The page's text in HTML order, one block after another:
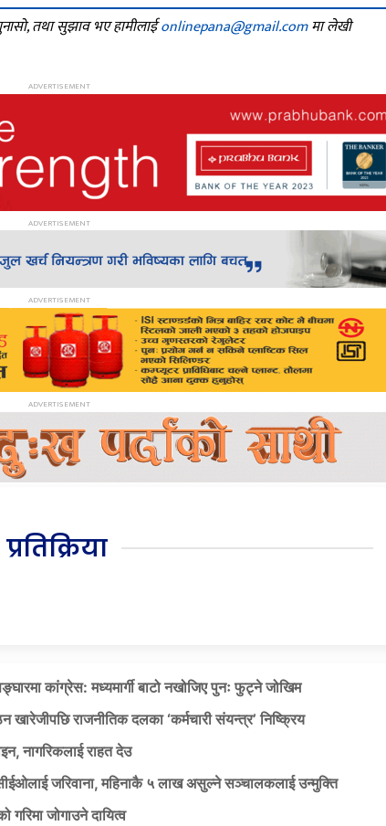
तथा सुझाव भए हामीलाईonlinepana@gmail.comमा लेखी
प्रतिक्रिया
कांग्रेस: मध्यमार्गी बाटो नखोजिए पुनः फुट्ने जोखिम
खारेजीपछि राजनीतिक दलका ‘कर्मचारी संयन्त्र’ निष्क्रिय
नागरिकलाई राहत देउ
जरिवाना, महिनाकै ५ लाख असुल्ने सञ्चालकलाई उन्मुक्ति
गरिमा जोगाउने दायित्व